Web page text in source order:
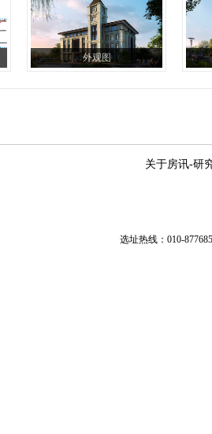
外观图
关于房讯-研
选址热线：010-